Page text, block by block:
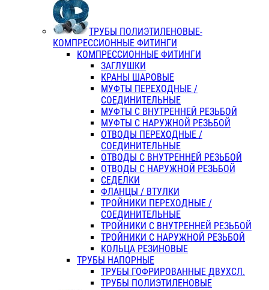
ТРУБЫ ПОЛИЭТИЛЕНОВЫЕ-
КОМПРЕССИОННЫЕ ФИТИНГИ
КОМПРЕССИОННЫЕ ФИТИНГИ
ЗАГЛУШКИ
КРАНЫ ШАРОВЫЕ
МУФТЫ ПЕРЕХОДНЫЕ /
СОЕДИНИТЕЛЬНЫЕ
МУФТЫ С ВНУТРЕННЕЙ РЕЗЬБОЙ
МУФТЫ С НАРУЖНОЙ РЕЗЬБОЙ
ОТВОДЫ ПЕРЕХОДНЫЕ /
СОЕДИНИТЕЛЬНЫЕ
ОТВОДЫ С ВНУТРЕННЕЙ РЕЗЬБОЙ
ОТВОДЫ С НАРУЖНОЙ РЕЗЬБОЙ
СЕДЕЛКИ
ФЛАНЦЫ / ВТУЛКИ
ТРОЙНИКИ ПЕРЕХОДНЫЕ /
СОЕДИНИТЕЛЬНЫЕ
ТРОЙНИКИ С ВНУТРЕННЕЙ РЕЗЬБОЙ
ТРОЙНИКИ С НАРУЖНОЙ РЕЗЬБОЙ
КОЛЬЦА РЕЗИНОВЫЕ
ТРУБЫ НАПОРНЫЕ
ТРУБЫ ГОФРИРОВАННЫЕ ДВУХСЛ.
ТРУБЫ ПОЛИЭТИЛЕНОВЫЕ